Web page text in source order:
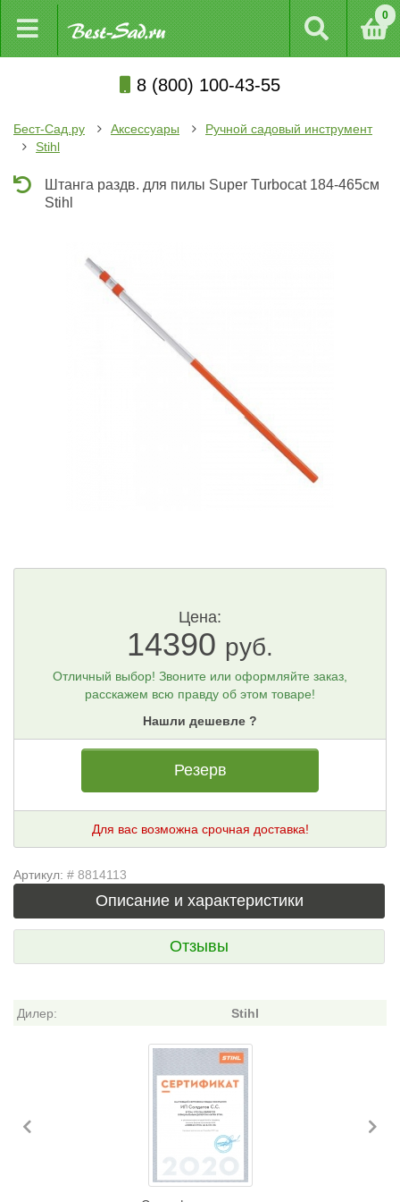
0
8 (800) 100-43-55
Бест-Сад.ру Аксессуары
Ручной садовый инструмент
Stihl
Штанга раздв. для пилы Super Turbocat 184-465см
Stihl
Цена:
14390 руб.
Отличный выбор! Звоните или оформляйте заказ,
расскажем всю правду об этом товаре!
Нашли дешевле ?
Резерв
Для вас возможна срочная доставка!
Артикул: # 8814113
Описание и характеристики
Отзывы
Дилер: Stihl